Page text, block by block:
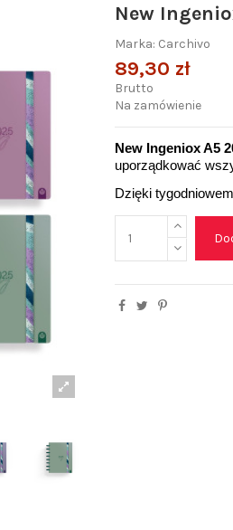
New
Marka: Carchivo
89,30 zł
Brutto
Na zamówienie
New Ingeniox A5
uporządkować
Dzięki